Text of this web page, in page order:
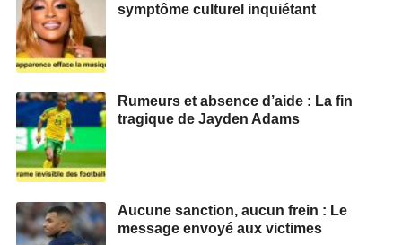
symptôme culturel inquiétant
Rumeurs et absence d’aide : La fin
tragique de Jayden Adams
Aucune sanction, aucun frein : Le
message envoyé aux victimes